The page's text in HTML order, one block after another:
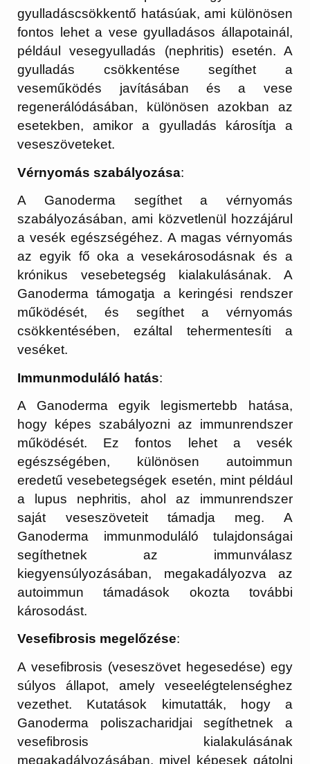
gyulladáscsökkentő hatásúak, ami különösen
fontos lehet a vese gyulladásos állapotainál,
például vesegyulladás (nephritis) esetén. A
gyulladás csökkentése segíthet a
veseműködés javításában és a vese
regenerálódásában, különösen azokban az
esetekben, amikor a gyulladás károsítja a
veseszöveteket.
Vérnyomás szabályozása:
A Ganoderma segíthet a vérnyomás
szabályozásában, ami közvetlenül hozzájárul
a vesék egészségéhez. A magas vérnyomás
az egyik fő oka a vesekárosodásnak és a
krónikus vesebetegség kialakulásának. A
Ganoderma támogatja a keringési rendszer
működését, és segíthet a vérnyomás
csökkentésében, ezáltal tehermentesíti a
veséket.
Immunmoduláló hatás:
A Ganoderma egyik legismertebb hatása,
hogy képes szabályozni az immunrendszer
működését. Ez fontos lehet a vesék
egészségében, különösen autoimmun
eredetű vesebetegségek esetén, mint például
a lupus nephritis, ahol az immunrendszer
saját veseszöveteit támadja meg. A
Ganoderma immunmoduláló tulajdonságai
segíthetnek az immunválasz
kiegyensúlyozásában, megakadályozva az
autoimmun támadások okozta további
károsodást.
Vesefibrosis megelőzése:
A vesefibrosis (veseszövet hegesedése) egy
súlyos állapot, amely veseelégtelenséghez
vezethet. Kutatások kimutatták, hogy a
Ganoderma poliszacharidjai segíthetnek a
vesefibrosis kialakulásának
megakadályozásában, mivel képesek gátolni